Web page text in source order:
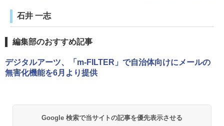
石井 一志
編集部のおすすめ記事
デジタルアーツ、「m-FILTER」で自治体向けにメールの
無害化機能を6月より提供
Google 検索で当サイトの記事を優先表示させる